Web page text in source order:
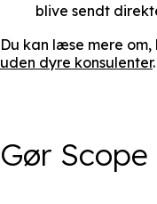
blive sendt
Du kan læse mere
uden dyre konsulenter.
Gør